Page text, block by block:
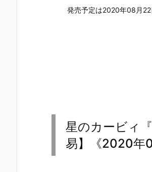
発売予定は2020年08月22
星のカービィ
易】《2020年
6年12月発売
☆